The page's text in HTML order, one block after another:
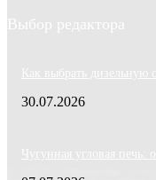
Выбор редактора
Как выбрать дизельную
30.07.2026
Чугунная угловая